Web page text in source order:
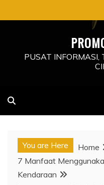
to
PUSAT INFORMASI,
You are Here Home
7 Manfaat
Kendaraan